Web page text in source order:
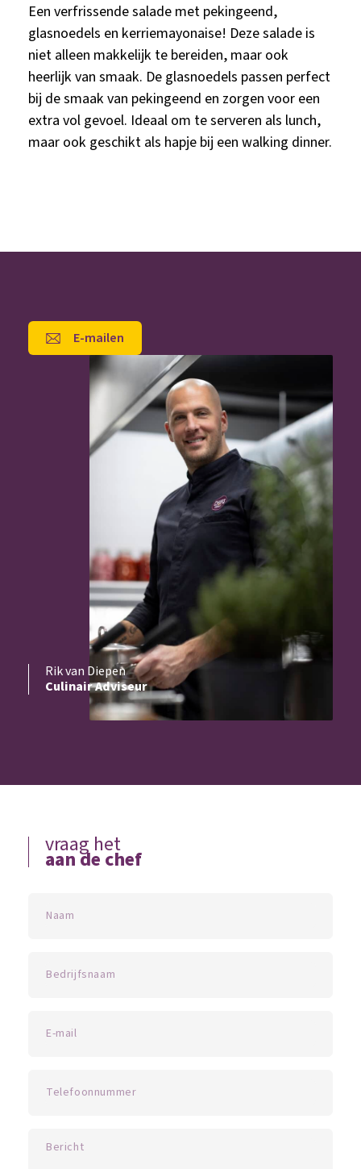
Een verfrissende salade met pekingeend,
glasnoedels en kerriemayonaise! Deze salade is
niet alleen makkelijk te bereiden, maar ook
heerlijk van smaak. De glasnoedels passen perfect
bij de smaak van pekingeend en zorgen voor een
extra vol gevoel. Ideaal om te serveren als lunch,
maar ook geschikt als hapje bij een walking dinner.
E-mailen
Rik van Diepen
Culinair Adviseur
vraag het
aan de chef